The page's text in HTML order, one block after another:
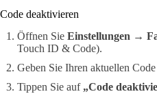
Code deaktivieren
Öffnen Sie Einstellungen →
Touch ID & Code).
Geben Sie Ihren aktuellen
Tippen Sie auf „Code